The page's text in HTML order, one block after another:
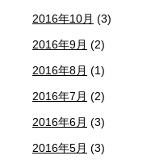
2016年10月 (3)
2016年9月 (2)
2016年8月 (1)
2016年7月 (2)
2016年6月 (3)
2016年5月 (3)